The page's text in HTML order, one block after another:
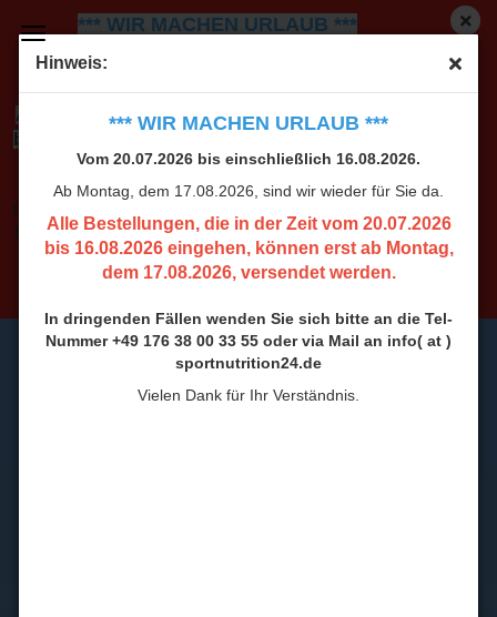
Hinweis:
*** WIR MACHEN URLAUB ***
Vom 20.07.2026 bis einschließlich 16.08.2026.
Ab Montag, dem 17.08.2026, sind wir wieder für Sie da.
Alle Bestellungen, die in der Zeit vom 20.07.2026
bis 16.08.2026 eingehen, können erst ab Montag,
dem 17.08.2026, versendet werden.
In dringenden Fällen wenden Sie sich bitte an die Tel-
Nummer +49 176 38 00 33 55 oder via Mail an info( at )
sportnutrition24.de
Vielen Dank für Ihr Verständnis.
*** WIR MACHEN URLAUB ***
Vom 20.07.2026 bis einschließlich 16.08.2026.
Alle Bestellungen, die in der Zeit vom 20.07.2026
dem 17.08.2026, versendet werden.
In dringenden Fällen wenden Sie sich bitte an die Tel-
Nummer +49 176 38 00 33 55 oder via Mail an info( at )
sportnutrition24.de
Vielen Dank für Ihr Verständnis.